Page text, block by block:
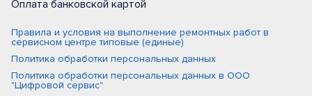
Оплата банковской картой
Правила и условия на выполнение ремонтных работ в
сервисном центре типовые (единые)
Политика обработки персональных данных
Политика обработки персональных данных в ООО
"Цифровой сервис"